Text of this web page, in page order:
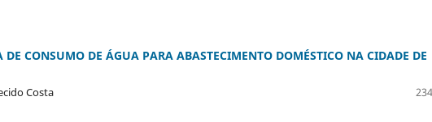
CONSUMO DE ÁGUA PARA ABASTECIMENTO DOMÉSTICO NA CIDADE DE
Costa